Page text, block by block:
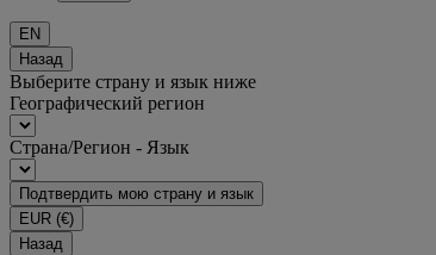
EN
Назад
Выберите страну и язык ниже
Географический регион
Страна/Регион - Язык
Подтвердить мою страну и язык
EUR (€)
Назад